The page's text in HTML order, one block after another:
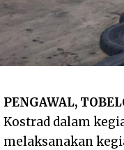
PENGAWAL,
Kostrad dalam
melaksanakan